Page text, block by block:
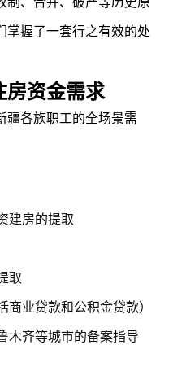
掌握了一套行之有效的处
房资金需求
疆各族职工的全场景需
建房的提取
取
业贷款和公积金贷款）
木齐等城市的备案指导